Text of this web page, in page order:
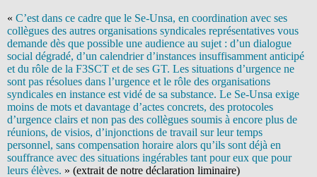
« C’est dans ce cadre que le Se-Unsa, en coordination avec ses
collègues des autres organisations syndicales représentatives vous
demande dès que possible une audience au sujet : d’un dialogue
social dégradé, d’un calendrier d’instances insuffisamment anticipé
et du rôle de la F3SCT et de ses GT. Les situations d’urgence ne
sont pas résolues dans l’urgence et le rôle des organisations
syndicales en instance est vidé de sa substance. Le Se-Unsa exige
moins de mots et davantage d’actes concrets, des protocoles
d’urgence clairs et non pas des collègues soumis à encore plus de
réunions, de visios, d’injonctions de travail sur leur temps
personnel, sans compensation horaire alors qu’ils sont déjà en
souffrance avec des situations ingérables tant pour eux que pour
leurs élèves. » (extrait de notre déclaration liminaire)